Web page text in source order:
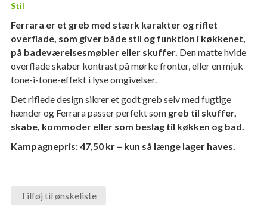
Stil
Ferrara er et greb med stærk karakter og riflet
overflade, som giver både stil og funktion i køkkenet,
på badeværelsesmøbler eller skuffer. Den matte hvide
overflade skaber kontrast på mørke fronter, eller en mjuk
tone-i-tone-effekt i lyse omgivelser.
Det riflede design sikrer et godt greb selv med fugtige
hænder og Ferrara passer perfekt som greb til skuffer,
skabe, kommoder eller som beslag til køkken og bad.
Kampagnepris: 47,50 kr – kun så længe lager haves.
Tilføj til ønskeliste